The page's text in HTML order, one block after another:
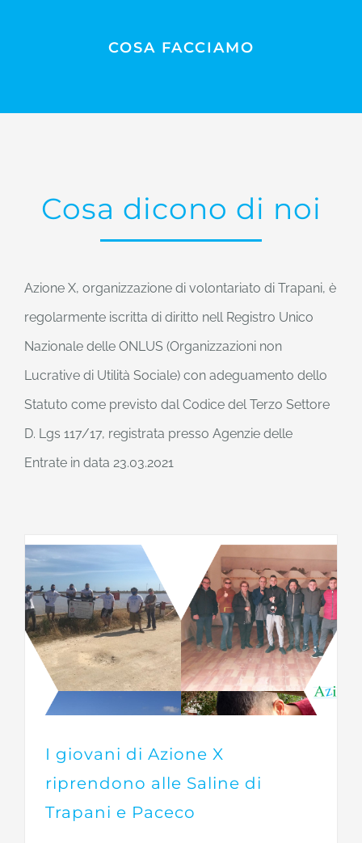
COSA FACCIAMO
Cosa dicono di noi
Azione X, organizzazione di volontariato di Trapani, è
regolarmente iscritta di diritto nell Registro Unico
Nazionale delle ONLUS (Organizzazioni non
Lucrative di Utilità Sociale) con adeguamento dello
Statuto come previsto dal Codice del Terzo Settore
D. Lgs 117/17, registrata presso Agenzie delle
Entrate in data 23.03.2021
I giovani di Azione X
riprendono alle Saline di
Trapani e Paceco